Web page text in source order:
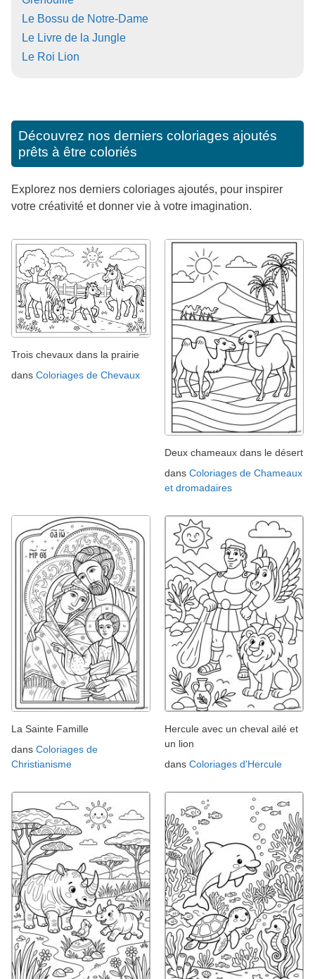
Le Bossu de Notre-Dame
Le Livre de la Jungle
Le Roi Lion
Découvrez nos derniers coloriages ajoutés
prêts à être coloriés
Explorez nos derniers coloriages ajoutés, pour inspirer
votre créativité et donner vie à votre imagination.
Trois chevaux dans la prairie
dans Coloriages de Chevaux
Deux chameaux dans le désert
dans Coloriages de Chameaux
et dromadaires
La Sainte Famille
dans Coloriages de
Christianisme
Hercule avec un cheval ailé et
un lion
dans Coloriages d'Hercule